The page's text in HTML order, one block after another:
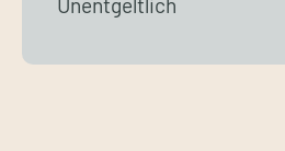
Unentgeltlich